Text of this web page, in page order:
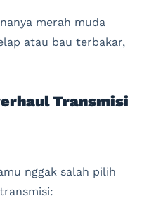
merah muda
atau bau terbakar,
Transmisi
nggak salah pilih